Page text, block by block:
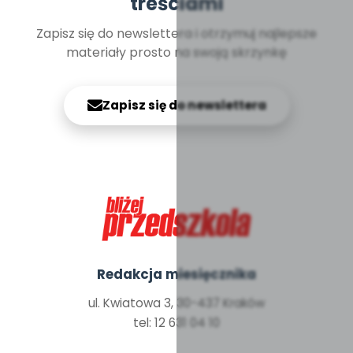
Zapisz się do newslettera i otrzymuj najlepsze
materiały prosto na swoją skrzynkę
Zapisz się do newslettera
Redakcja miesięcznika
ul. Kwiatowa 3, 30-437 Kraków
tel: 12 631 04 10